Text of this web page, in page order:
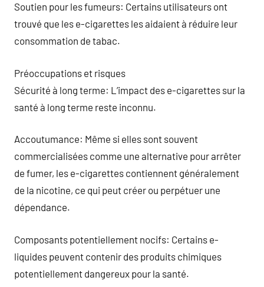
Soutien pour les fumeurs: Certains utilisateurs ont
trouvé que les e-cigarettes les aidaient à réduire leur
consommation de tabac.
Préoccupations et risques
Sécurité à long terme: L’impact des e-cigarettes sur la
santé à long terme reste inconnu.
Accoutumance: Même si elles sont souvent
commercialisées comme une alternative pour arrêter
de fumer, les e-cigarettes contiennent généralement
de la nicotine, ce qui peut créer ou perpétuer une
dépendance.
Composants potentiellement nocifs: Certains e-
liquides peuvent contenir des produits chimiques
potentiellement dangereux pour la santé.